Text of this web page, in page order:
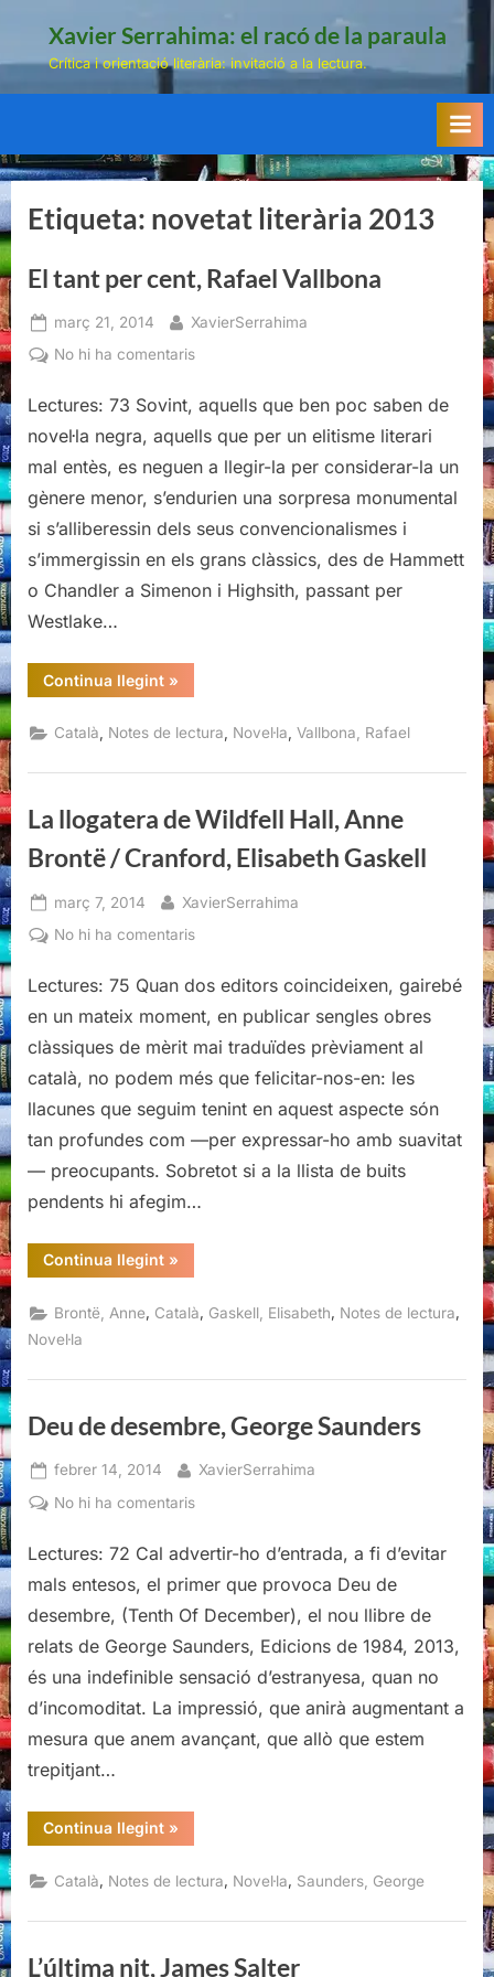
Xavier Serrahima: el racó de la paraula
Crítica i orientació literària: invitació a la lectura.
Etiqueta: novetat literària 2013
El tant per cent, Rafael Vallbona
Posted
on
març 21, 2014 By
XavierSerrahima
No hi ha comentarisa
tant
per
Rafael
Vallbona
Lectures: 73 Sovint, aquells que ben poc saben de
novel·la negra, aquells que per un elitisme literari
mal entès, es neguen a llegir-la per considerar-la un
gènere menor, s’endurien una sorpresa monumental
si s’alliberessin dels seus convencionalismes i
s’immergissin en els grans clàssics, des de Hammett
o Chandler a Simenon i Highsith, passant per
Westlake…
Continua llegint“El
tant
cent,
Rafael
»
Català Notes de lectura Novel·la ,Vallbona, Rafael
La llogatera de Wildfell Hall, Anne
Brontë / Cranford, Elisabeth Gaskell
Posted
on
març 7, 2014 By
XavierSerrahima
No hi ha comentarisa
llogatera
de
Hall,
Anne
Brontë
/
Cranford,
Gaskell
Lectures: 75 Quan dos editors coincideixen, gairebé
en un mateix moment, en publicar sengles obres
clàssiques de mèrit mai traduïdes prèviament al
català, no podem més que felicitar-nos-en: les
llacunes que seguim tenint en aquest aspecte són
tan profundes com —per expressar-ho amb suavitat
— preocupants. Sobretot si a la llista de buits
pendents hi afegim…
Continua llegint“La
llogatera
Wildfell
Hall,
Cranford,
Gaskell”
»
Brontë, Anne, Català, Gaskell, Elisabeth, Notes de lectura,
Novel·la
Deu de desembre, George Saunders
Posted
on
febrer 14, 2014 By
XavierSerrahima
No hi ha comentarisa
de
desembre,
Saunders
Lectures: 72 Cal advertir-ho d’entrada, a fi d’evitar
mals entesos, el primer que provoca Deu de
desembre, (Tenth Of December), el nou llibre de
relats de George Saunders, Edicions de 1984, 2013,
és una indefinible sensació d’estranyesa, quan no
d’incomoditat. La impressió, que anirà augmentant a
mesura que anem avançant, que allò que estem
trepitjant…
Continua llegint“Deu
de
George
Saunders”
»
Català Notes de lectura Novel·la Saunders, George
L’última nit, James Salter